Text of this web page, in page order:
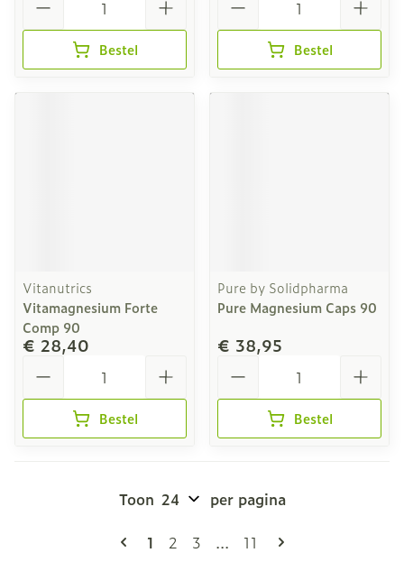
Bestel Bestel
Vitanutrics
Vitamagnesium Forte
Comp 90
€ 28,40
Bestel
Pure by Solidpharma
Pure Magnesium Caps 90
€ 38,95
Bestel
Pagina's
U lees momenteel pagina
1 Pagina
2 Pagina
3 ... Pagina
11
Toon per pagina